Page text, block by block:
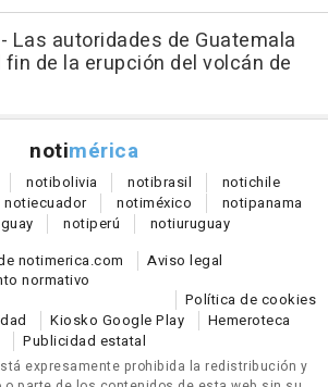
Las autoridades de Guatemala
de la erupción del volcán de
notimérica
notibolivia notibrasil notichile
notiecuador notiméxico notipanama
notiperú notiuruguay
notimerica.com
Aviso legal
normativo
Política de cookies
Kiosko Google Play
Hemeroteca
Publicidad estatal
expresamente prohibida la redistribución y